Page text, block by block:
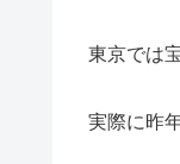
東京では
実際に昨